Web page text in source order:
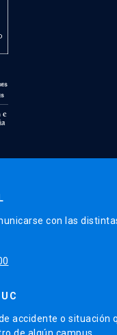
con las
accidente o situación